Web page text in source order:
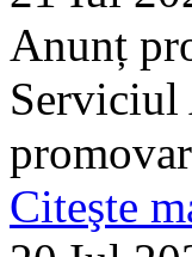
Anunț
Serviciul
Citeşte